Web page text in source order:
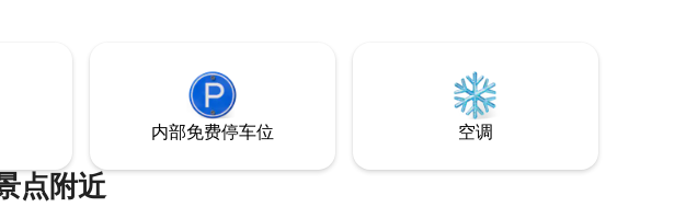
内部免费停车位 空调
点附近